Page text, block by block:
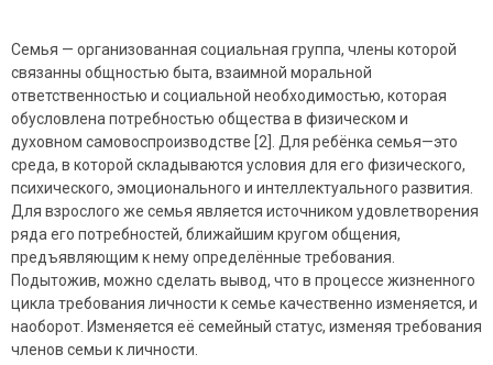
Семья — организованная социальная группа, члены которой
связанны общностью быта, взаимной моральной
ответственностью и социальной необходимостью, которая
обусловлена потребностью общества в физическом и
духовном самовоспроизводстве [2]. Для ребёнка семья—это
среда, в которой складываются условия для его физического,
психического, эмоционального и интеллектуального развития.
Для взрослого же семья является источником удовлетворения
ряда его потребностей, ближайшим кругом общения,
предъявляющим к нему определённые требования.
Подытожив, можно сделать вывод, что в процессе жизненного
цикла требования личности к семье качественно изменяется, и
наоборот. Изменяется её семейный статус, изменяя требования
членов семьи к личности.